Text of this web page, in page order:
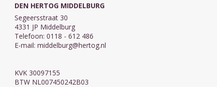
DEN HERTOG MIDDELBURG
Segeersstraat 30
4331 JP Middelburg
Telefoon: 0118 - 612 486
E-mail: middelburg@hertog.nl
KVK 30097155
BTW NL007450242B03